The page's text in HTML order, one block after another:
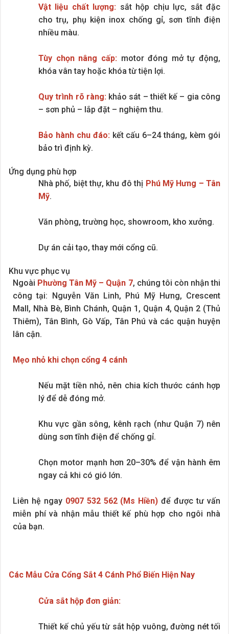
Vật liệu chất lượng: sắt hộp chịu lực, sắt đặc
cho trụ, phụ kiện inox chống gỉ, sơn tĩnh điện
nhiều màu.
Tùy chọn nâng cấp:motor đóng mở tự động,
khóa vân tay hoặc khóa từ tiện lợi.
Quy trình rõ ràng:khảo sát – thiết kế – gia công
– sơn phủ – lắp đặt – nghiệm thu.
Bảo hành chu đáo:kết cấu 6–24 tháng, kèm gói
bảo trì định kỳ.
Ứng dụng phù hợp
Nhà phố, biệt thự, khu đô thị Phú Mỹ Hưng – Tân
Mỹ.
Văn phòng, trường học, showroom, kho xưởng.
Dự án cải tạo, thay mới cổng cũ.
Khu vực phục vụ
Ngoài Phường Tân Mỹ – Quận 7, chúng tôi còn nhận thi
công tại: Nguyễn Văn Linh, Phú Mỹ Hưng, Crescent
Mall, Nhà Bè, Bình Chánh, Quận 1, Quận 4, Quận 2 (Thủ
Thiêm), Tân Bình, Gò Vấp, Tân Phú và các quận huyện
lân cận.
Mẹo nhỏ khi chọn cổng 4 cánh
Nếu mặt tiền nhỏ, nên chia kích thước cánh hợp
lý để dễ đóng mở.
Khu vực gần sông, kênh rạch (như Quận 7) nên
dùng sơn tĩnh điện để chống gỉ.
Chọn motor mạnh hơn 20–30% để vận hành êm
ngay cả khi có gió lớn.
Liên hệ ngay 0907 532 562 (Ms Hiền) để được tư vấn
miễn phí và nhận mẫu thiết kế phù hợp cho ngôi nhà
của bạn.
Các Mẫu Cửa Cổng Sắt 4 Cánh Phổ Biến Hiện Nay
Cửa sắt hộp đơn giản:
Thiết kế chủ yếu từ sắt hộp vuông, đường nét tối